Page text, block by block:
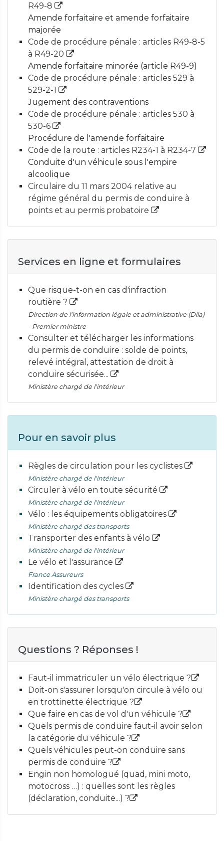
R49-8
Amende forfaitaire et amende forfaitaire
majorée
Code de procédure pénale : articles R49-8-5
à R49-20
Amende forfaitaire minorée (article R49-9)
Code de procédure pénale : articles 529 à
529-2-1
Jugement des contraventions
Code de procédure pénale : articles 530 à
530-6
Procédure de l'amende forfaitaire
Code de la route : articles R234-1 à R234-7
Conduite d'un véhicule sous l'empire
alcoolique
Circulaire du 11 mars 2004 relative au
régime général du permis de conduire à
points et au permis probatoire
Services en ligne et formulaires
Que risque-t-on en cas d'infraction
routière ?
Direction de l'information légale et administrative (Dila)
- Premier ministre
Consulter et télécharger les informations
du permis de conduire : solde de points,
relevé intégral, attestation de droit à
conduire sécurisée...
Ministère chargé de l'intérieur
Pour en savoir plus
Règles de circulation pour les cyclistes
Ministère chargé de l'intérieur
Circuler à vélo en toute sécurité
Ministère chargé de l'intérieur
Vélo : les équipements obligatoires
Ministère chargé des transports
Transporter des enfants à vélo
Ministère chargé de l'intérieur
Le vélo et l'assurance
France Assureurs
Identification des cycles
Ministère chargé des transports
Questions ? Réponses !
Faut-il immatriculer un vélo électrique ?
Doit-on s'assurer lorsqu'on circule à vélo ou
en trottinette électrique ?
Que faire en cas de vol d'un véhicule ?
Quels permis de conduire faut-il avoir selon
la catégorie du véhicule ?
Quels véhicules peut-on conduire sans
permis de conduire ?
Engin non homologué (quad, mini moto,
motocross …) : quelles sont les règles
(déclaration, conduite...) ?